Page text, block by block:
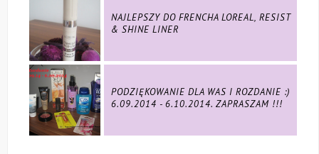
NAJLEPSZY DO FRENCHA LOREAL, RESIST
& SHINE LINER
PODZIĘKOWANIE DLA WAS I ROZDANIE :)
6.09.2014 - 6.10.2014. ZAPRASZAM !!!